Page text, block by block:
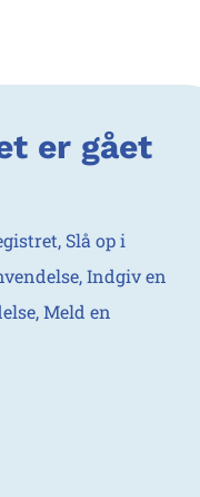
er gået
Slå op i
Indgiv en
Meld en